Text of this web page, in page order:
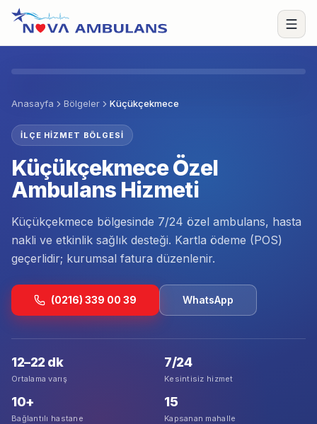
İçeriğe geç
Anasayfa Bölgeler Küçükçekmece
İLÇE HIZMET BÖLGESI
Küçükçekmece Özel
Ambulans Hizmeti
Küçükçekmece bölgesinde 7/24 özel ambulans, hasta
nakli ve etkinlik sağlık desteği. Kartla ödeme (POS)
geçerlidir; kurumsal fatura düzenlenir.
(0216) 339 00 39 WhatsApp
12–22 dk
Ortalama varış
7/24
Kesintisiz hizmet
10+
Bağlantılı hastane
15
Kapsanan mahalle